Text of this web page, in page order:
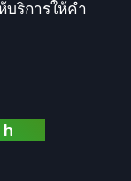
บริการให้คำ